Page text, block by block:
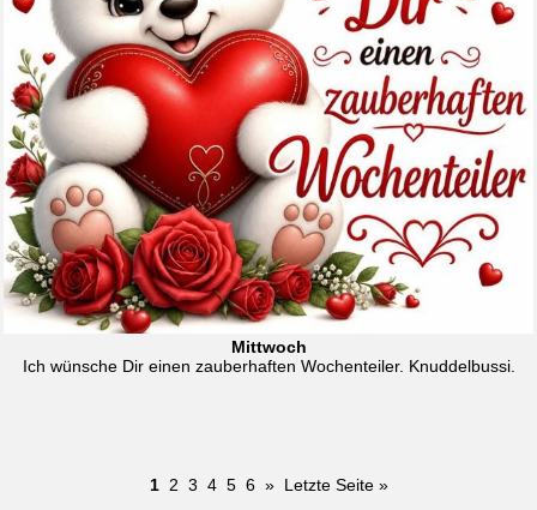
Mittwoch
Ich wünsche Dir einen zauberhaften Wochenteiler. Knuddelbussi.
1 2 3 4 5 6 » Letzte Seite »